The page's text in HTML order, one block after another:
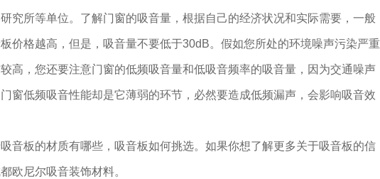
究所等单位。了解门窗的吸音量，根据自己的经济状况和实际需要，一般
价格越高，但是，吸音量不要低于30dB。假如您所处的环境噪声污染严重
高，您还要注意门窗的低频吸音量和低吸音频率的吸音量，因为交通噪声
窗低频吸音性能却是它薄弱的环节，必然要造成低频漏声，会影响吸音效
音板的材质有哪些，吸音板如何挑选。如果你想了解更多关于吸音板的信
欧尼尔吸音装饰材料。